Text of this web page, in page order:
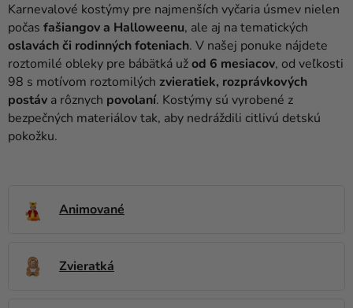
Párty
Výzdoba
a
doplnky
Karnevalové
Oblečenie
Novinky
Karnevalové kostýmy pre najmenších vyčaria úsmev nielen
počas fašiangov a Halloweenu, ale aj na tematických
oslavách či rodinných foteniach. V našej ponuke nájdete
roztomilé obleky pre bábätká užod 6 mesiacov, od veľkosti
98 s motívom roztomilých zvieratiek, rozprávkových
postáv a rôznych povolaní. Kostýmy sú vyrobené z
bezpečných materiálov tak, aby nedráždili citlivú detskú
pokožku.
Animované
Zvieratká